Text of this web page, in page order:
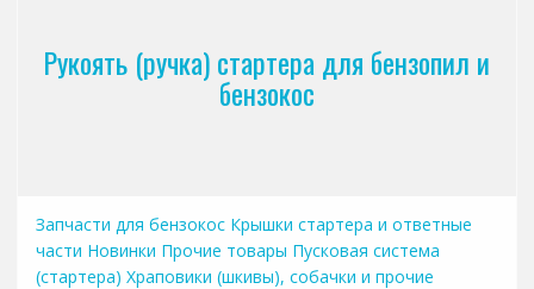
Рукоять (ручка) стартера для бензопил и
бензокос
Запчасти для бензокос Крышки стартера и ответные
части Новинки Прочие товары Пусковая система
(стартера) Храповики (шкивы), собачки и прочие